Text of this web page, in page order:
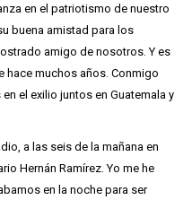
en el patriotismo de nuestro
buena amistad para los
amigo de nosotros. Y es
hace muchos años. Conmigo
el exilio juntos en Guatemala y
a las seis de la mañana en
Hernán Ramírez. Yo me he
en la noche para ser